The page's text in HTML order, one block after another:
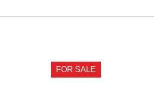
FOR SALE